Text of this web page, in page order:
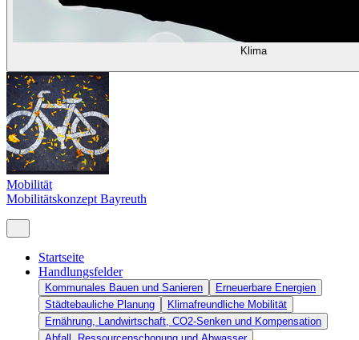
Klima
Mobilität
Mobilitätskonzept Bayreuth
Startseite
Handlungsfelder
Kommunales Bauen und Sanieren
Erneuerbare Energien
Städtebauliche Planung
Klimafreundliche Mobilität
Ernährung, Landwirtschaft, CO2-Senken und Kompensation